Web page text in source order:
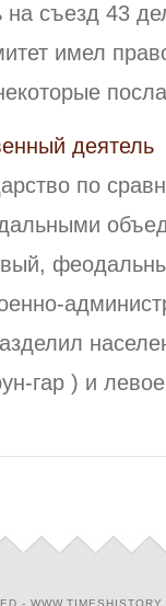
съезд 43
имел
деятель
по
гар ) и
-